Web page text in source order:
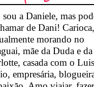
a Daniele, mas
de Dani! Carioca,
morando no
mãe da Duda e da
casada com o Luis
empresária,